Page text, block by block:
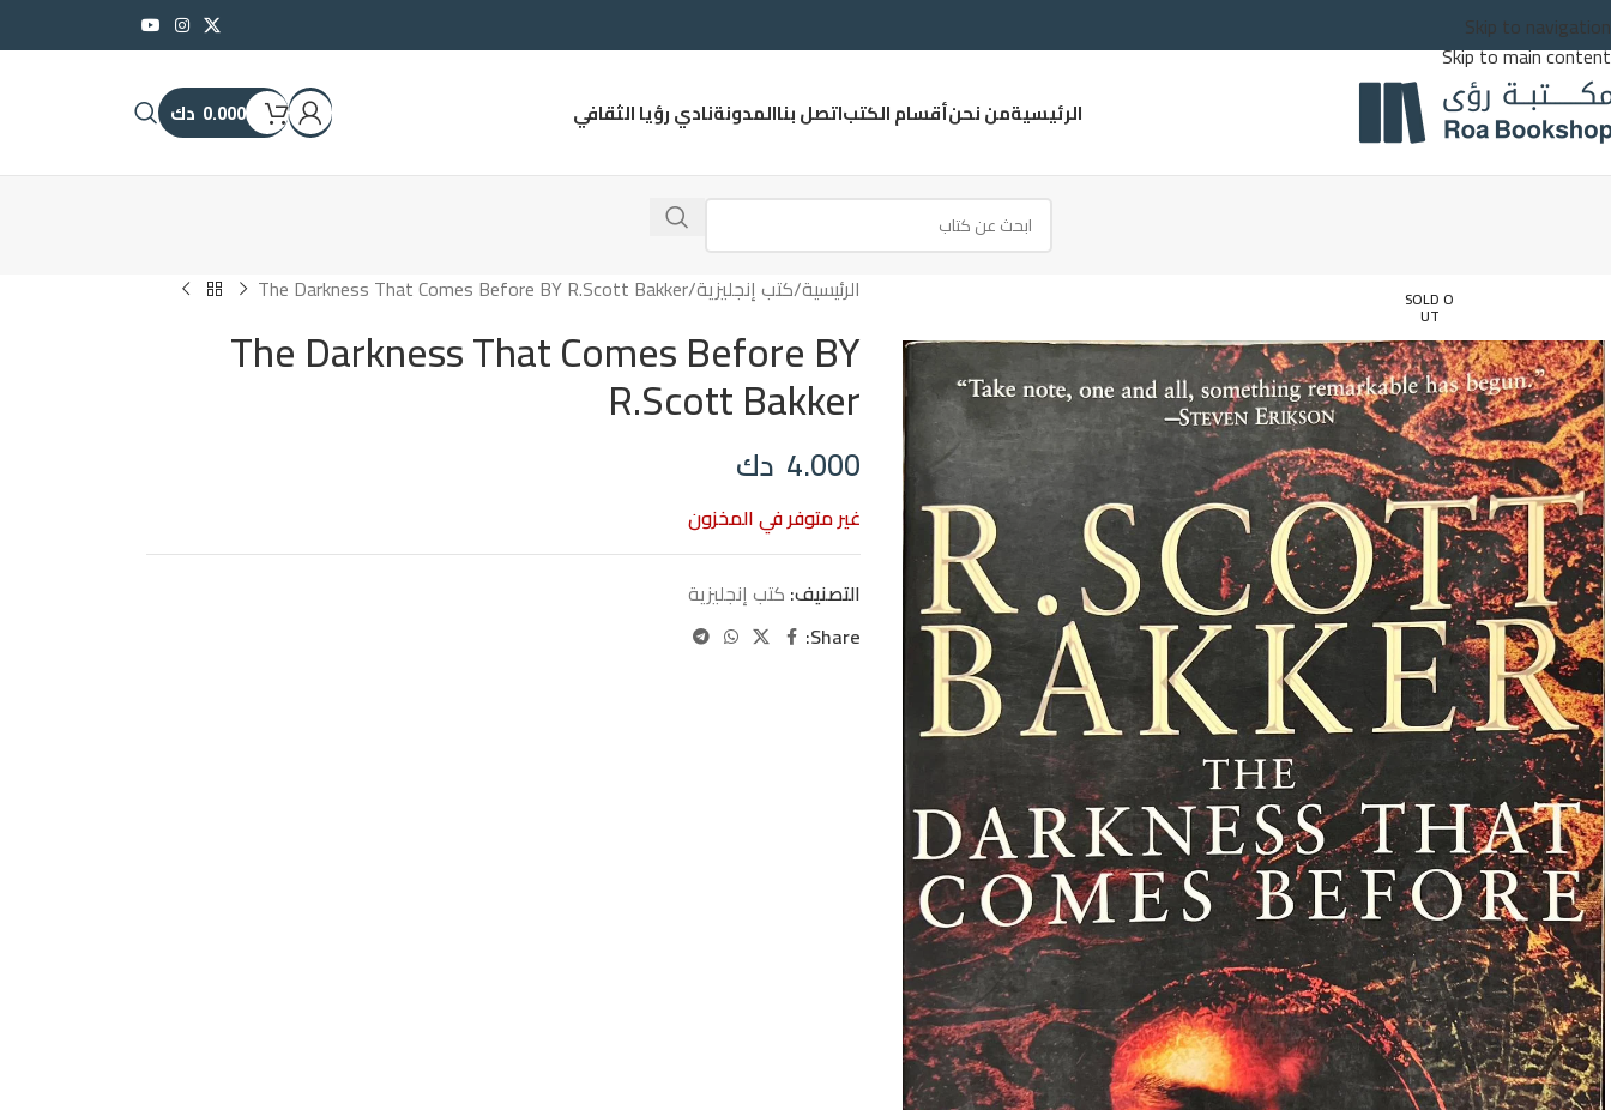
Skip to navigation
Skip to main content
الرئيسيةمن نحنأقسام الكتباتصل بناالمدونةنادي رؤيا الثقافي 0.000 دك
SOLD O
UT
الرئيسية كتب إنجليزية The Darkness That Comes Before BY R.Scott Bakker
The Darkness That Comes Before BY
R.Scott Bakker
4.000 دك
غير متوفر في المخزون
التصنيف: كتب إنجليزية
Share: